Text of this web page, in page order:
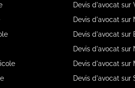
Devis d'avocat
Devis d'avocat
Devis d'avocat
Devis d'avocat
Devis d'avocat
Devis d'avocat sur